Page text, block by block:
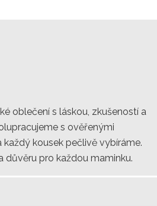
oblečení s láskou, zkušeností a
s ověřenými
kousek pečlivě vybíráme.
důvěru pro každou maminku.